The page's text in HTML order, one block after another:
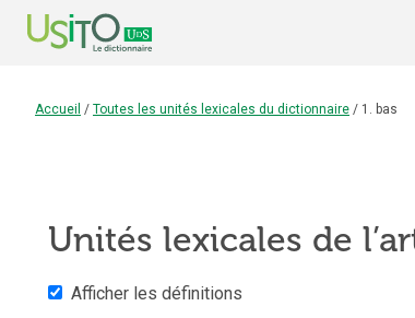
Accueil / Toutes les unités lexicales du dictionnaire / 1. bas
Unités lexicales de
Afficher les définitions